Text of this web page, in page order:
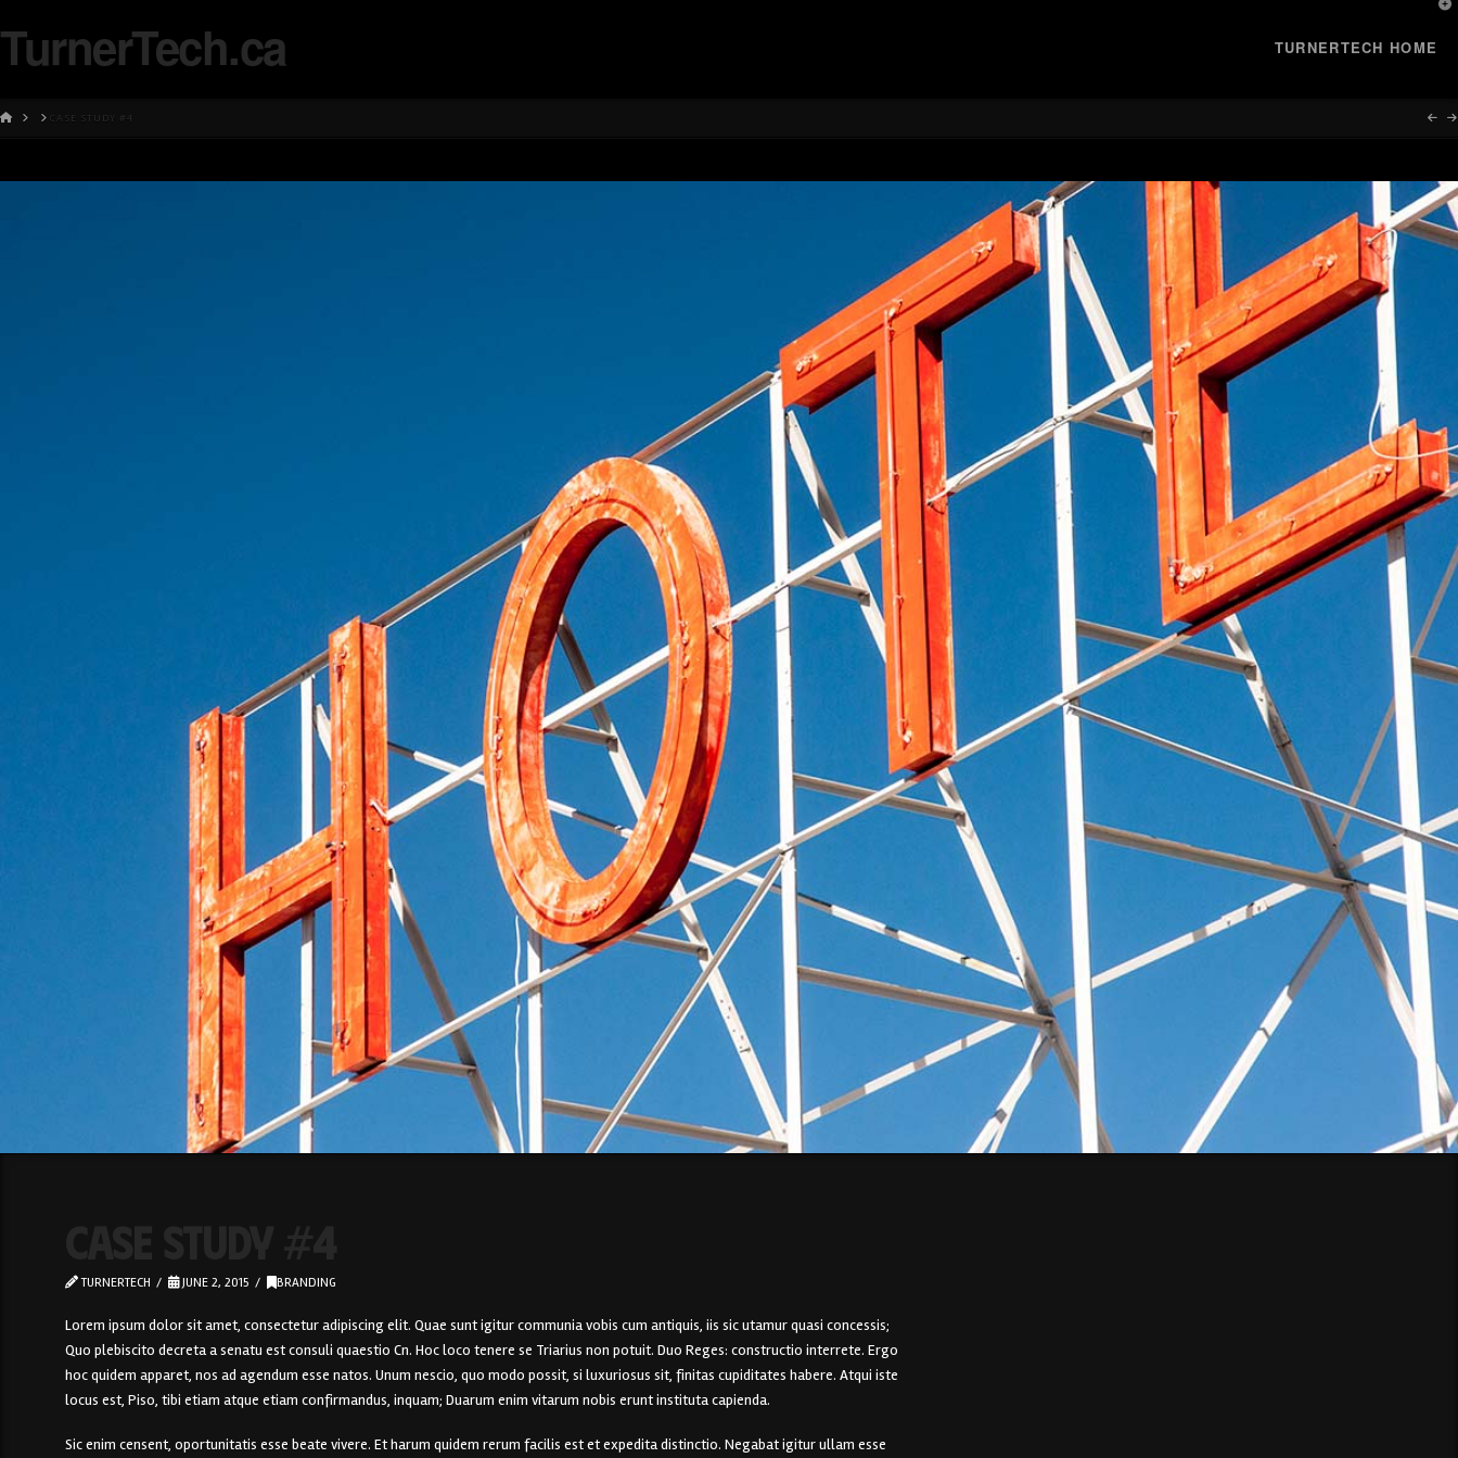
TurnerTech.ca TURNERTECH HOME
HOME CASE STUDY #4
TURNERTECH JUNE 2, 2015 BRANDING
Lorem ipsum dolor sit amet, consectetur adipiscing elit. Quae sunt igitur communia vobis cum antiquis, iis sic utamur quasi concessis;
Quo plebiscito decreta a senatu est consuli quaestio Cn. Hoc loco tenere se Triarius non potuit. Duo Reges: constructio interrete. Ergo
hoc quidem apparet, nos ad agendum esse natos. Unum nescio, quo modo possit, si luxuriosus sit, finitas cupiditates habere. Atqui iste
locus est, Piso, tibi etiam atque etiam confirmandus, inquam; Duarum enim vitarum nobis erunt instituta capienda.
Sic enim censent, oportunitatis esse beate vivere. Et harum quidem rerum facilis est et expedita distinctio. Negabat igitur ullam esse